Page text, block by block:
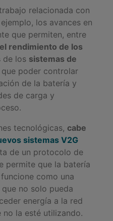
relacionada con
los avances en
que permiten, entre
rendimiento de los
de los sistemas de
que poder controlar
de la batería y
de carga y
tecnológicas, cabe
sistemas V2G
de un protocolo de
permite que la batería
como una
no solo pueda
energía a la red
no la esté utilizando.